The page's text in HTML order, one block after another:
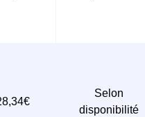
Selon
disponibilité